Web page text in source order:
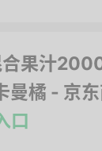
果汁
曼橘 - 京
口